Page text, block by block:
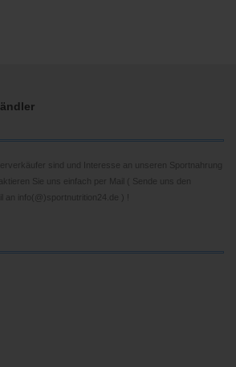
sind und Interesse an unseren Sportnahrung
Sie uns einfach per Mail ( Sende uns den
an info(@)sportnutrition24.de ) !